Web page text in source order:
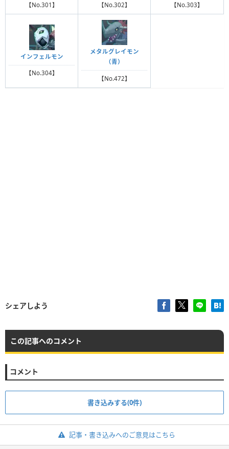
【No.301】 【No.302】 【No.303】
インフェルモン
【No.304】
メタルグレイモン
（青）
【No.472】
シェアしよう
この記事へのコメント
コメント
書き込みする(0件)
記事・書き込みへのご意見はこちら